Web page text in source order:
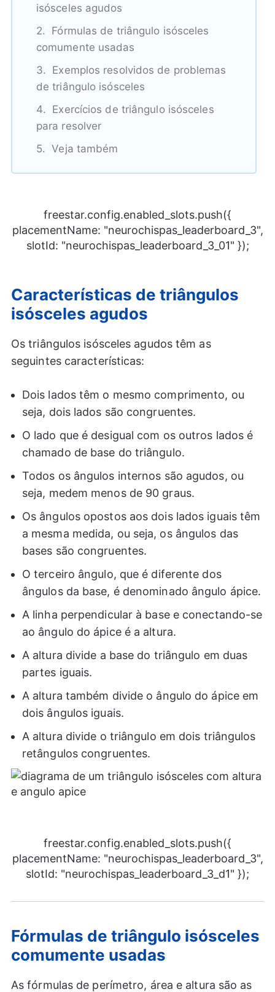
isósceles agudos
Fórmulas de triângulo isósceles
comumente usadas
Exemplos resolvidos de problemas
de triângulo isósceles
Exercícios de triângulo isósceles
para resolver
Veja também
freestar.config.enabled_slots.push({
placementName: "neurochispas_leaderboard_3",
slotId: "neurochispas_leaderboard_3_01" });
Características de triângulos
isósceles agudos
Os triângulos isósceles agudos têm as
seguintes características:
Dois lados têm o mesmo comprimento, ou
seja, dois lados são congruentes.
O lado que é desigual com os outros lados é
chamado de base do triângulo.
Todos os ângulos internos são agudos, ou
seja, medem menos de 90 graus.
Os ângulos opostos aos dois lados iguais têm
a mesma medida, ou seja, os ângulos das
bases são congruentes.
O terceiro ângulo, que é diferente dos
ângulos da base, é denominado ângulo ápice.
A linha perpendicular à base e conectando-se
ao ângulo do ápice é a altura.
A altura divide a base do triângulo em duas
partes iguais.
A altura também divide o ângulo do ápice em
dois ângulos iguais.
A altura divide o triângulo em dois triângulos
retângulos congruentes.
freestar.config.enabled_slots.push({
placementName: "neurochispas_leaderboard_3",
slotId: "neurochispas_leaderboard_3_d1" });
Fórmulas de triângulo isósceles
comumente usadas
As fórmulas de perímetro, área e altura são as